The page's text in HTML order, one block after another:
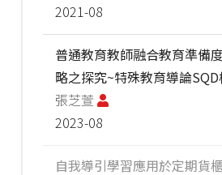
2021-08
普通教育教師融合教育準備
略之探究~特殊教育導論
張芝萱
2023-08
自我導引學習應用於定期貨